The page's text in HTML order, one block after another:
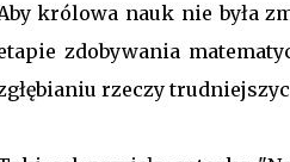
królowa nauk nie była
zdobywania
rzeczy